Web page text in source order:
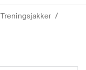
Treningsjakker